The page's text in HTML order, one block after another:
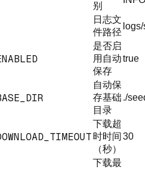
别
日志文
件路径
是否启
用自动
保存
true
自动保
存基础
目录
./
下载超
时时间
（秒）
30
下载最